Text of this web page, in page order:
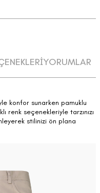
YORUMLAR
konfor sunarken pamuklu
renk seçenekleriyle tarzınızı
stilinizi ön plana